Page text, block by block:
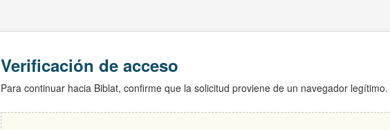
Verificación de acceso
Para continuar hacia Biblat, confirme que la solicitud proviene de un navegador legítimo.